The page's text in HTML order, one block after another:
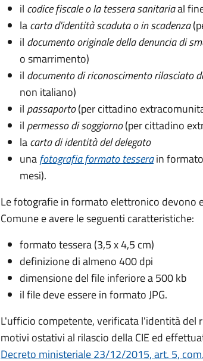
il codice fiscale o la tessera sanitariaal
lacarta d'identità scaduta o in scadenza
il documento originale della denuncia di
o smarrimento)
il documento di riconoscimento rilasciato
non italiano)
il passaporto(per cittadino
il permesso di soggiorno(per cittadino
lacarta di identità del delegato
unafotografia formato tesserain
mesi).
Le fotografie in formato elettronico devono
Comune e avere le seguenti caratteristiche:
formato tessera (3,5 x 4,5 cm)
definizione di almeno 400 dpi
dimensione del file inferiore a 500 kb
il file deve essere in formato JPG.
L'ufficio competente, verificata l'identità del
motivi ostativi al rilascio della CIE ed
Decreto ministeriale 23/12/2015, art. 5,